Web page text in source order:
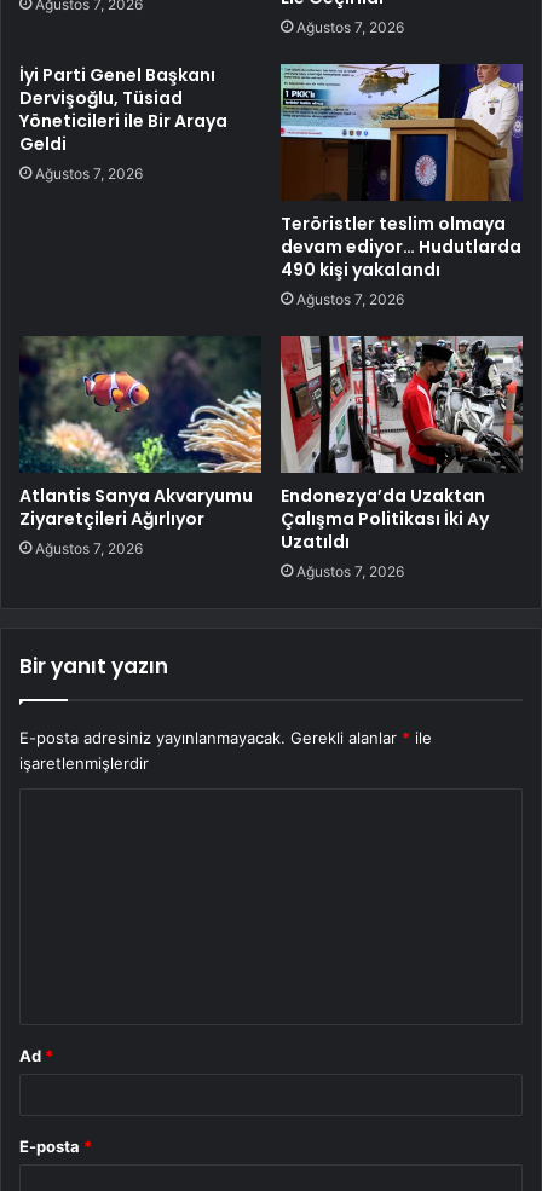
Ağustos 7, 2026
Ağustos 7, 2026
İyi Parti Genel Başkanı
Dervişoğlu, Tüsiad
Yöneticileri ile Bir Araya
Geldi
Ağustos 7, 2026
Teröristler teslim olmaya
devam ediyor… Hudutlarda
490 kişi yakalandı
Ağustos 7, 2026
Atlantis Sanya Akvaryumu
Ziyaretçileri Ağırlıyor
Ağustos 7, 2026
Endonezya’da Uzaktan
Çalışma Politikası İki Ay
Uzatıldı
Ağustos 7, 2026
Bir yanıt yazın
E-posta adresiniz yayınlanmayacak. Gerekli alanlar * ile
işaretlenmişlerdir
Ad *
E-posta *